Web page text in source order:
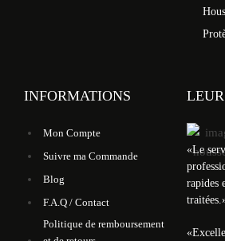
INFORMATIONS
Mon Compte
Suivre ma Commande
Blog
F.A.Q / Contact
Politique de remboursement
«Le
rapides
traitées.
«